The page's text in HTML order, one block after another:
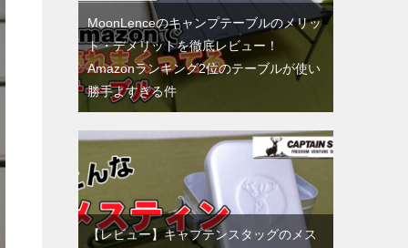
MoonLenceのキャンプテーブルのメリッ
ト・デメリットを徹底レビュー！
Amazonランキング2位のテーブルが使い
勝手よすぎる件
【レビュー】キャプテンスタッグのメス